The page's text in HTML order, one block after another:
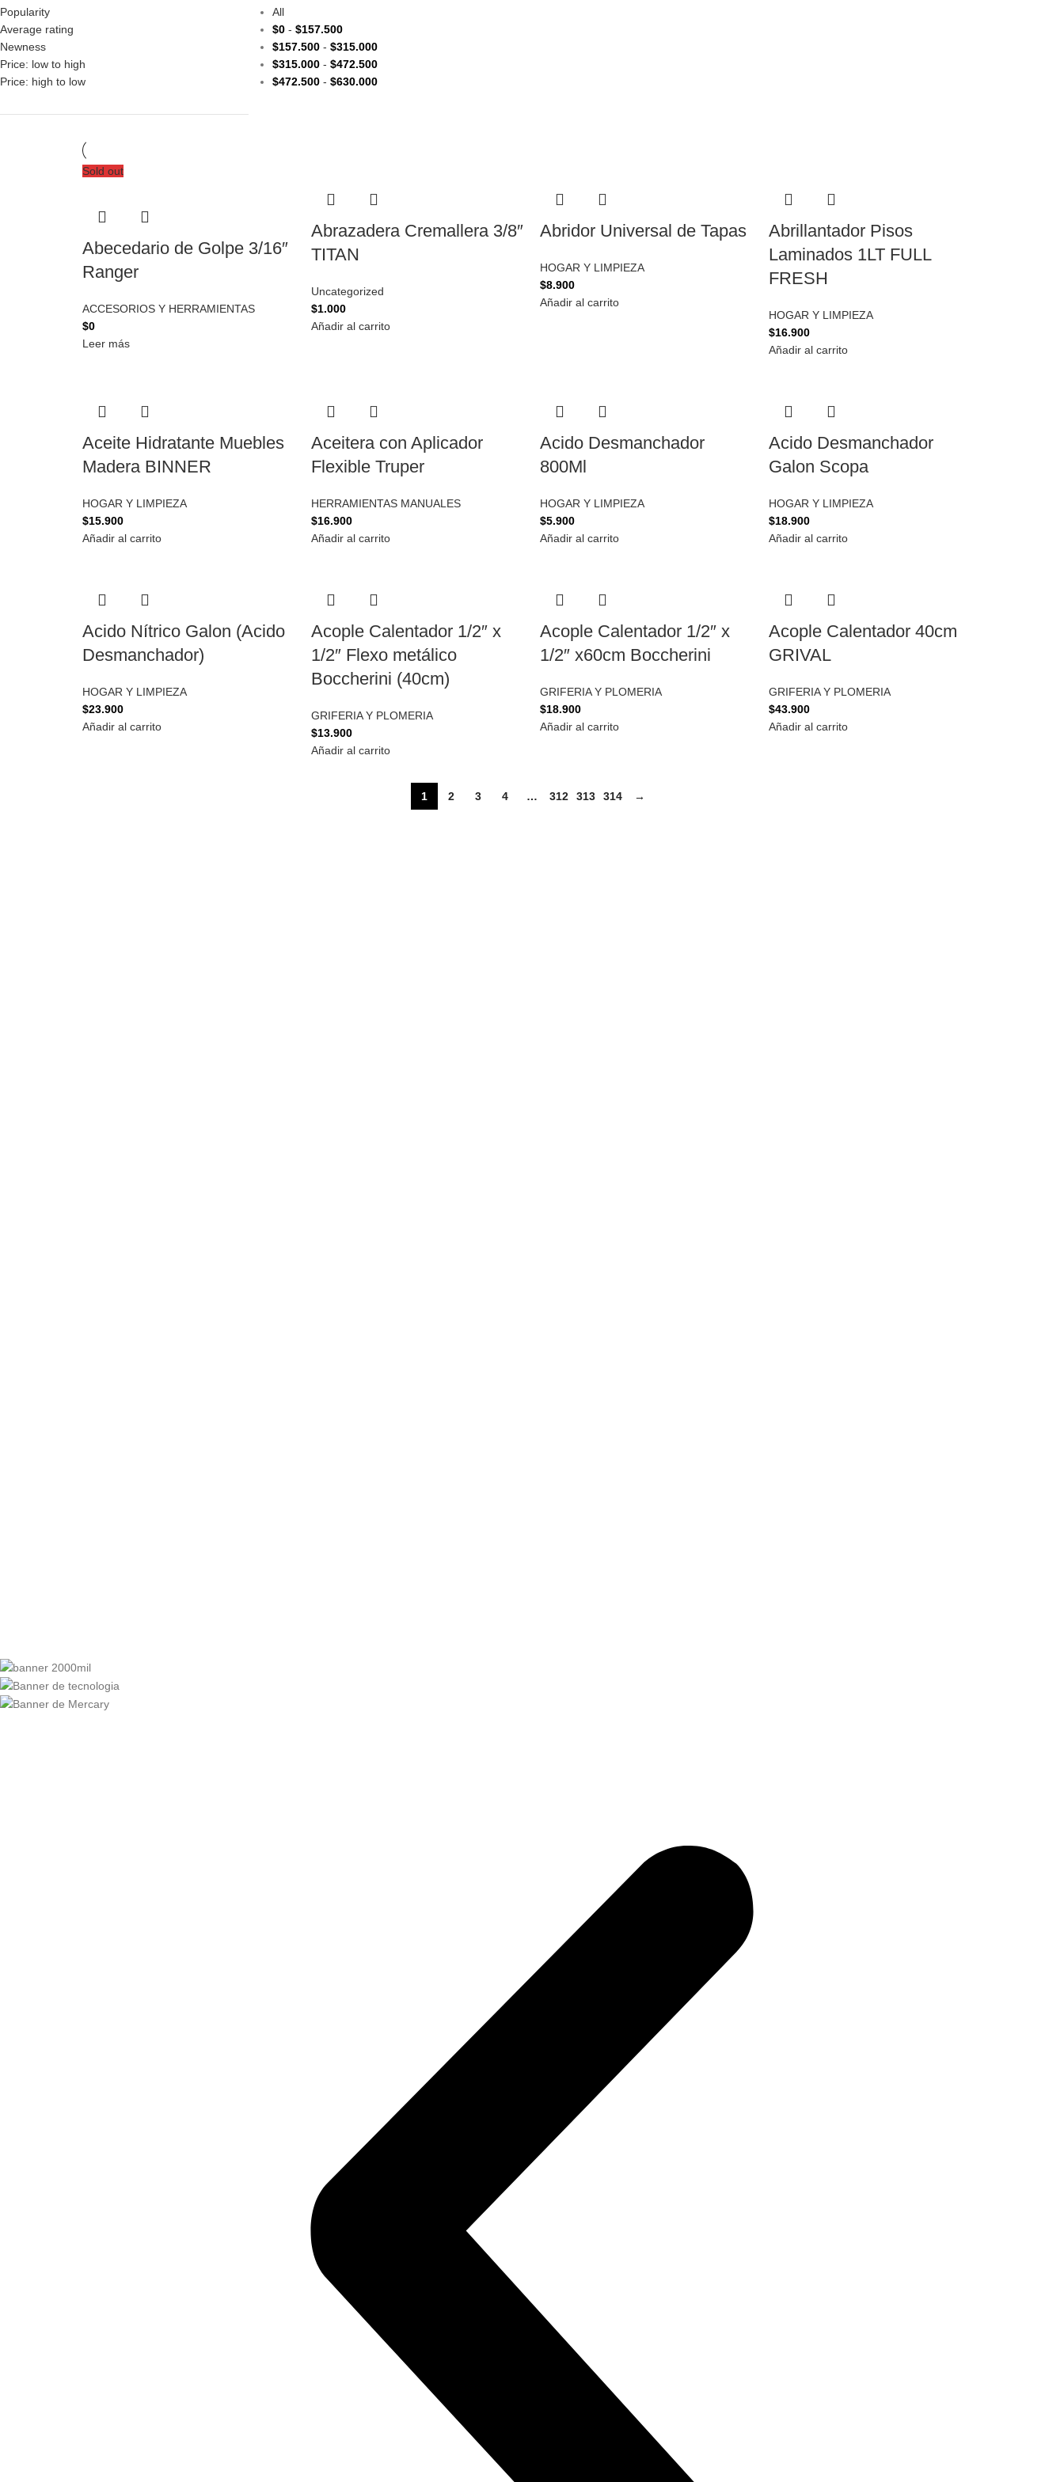
Popularity
Average rating
Newness
Price: low to high
Price: high to low
All
$0- $157.500
$157.500- $315.000
$315.000- $472.500
$472.500- $630.000
Sold out
Abecedario de Golpe 3/16″
Ranger
ACCESORIOS Y HERRAMIENTAS
$0
Leer más
Abrazadera Cremallera 3/8″
TITAN
Uncategorized
$1.000
Añadir al carrito
Abridor Universal de Tapas
HOGAR Y LIMPIEZA
$8.900
Añadir al carrito
Abrillantador Pisos
Laminados 1LT FULL
FRESH
HOGAR Y LIMPIEZA
$16.900
Añadir al carrito
Aceite Hidratante Muebles
Madera BINNER
HOGAR Y LIMPIEZA
$15.900
Añadir al carrito
Aceitera con Aplicador
Flexible Truper
HERRAMIENTAS MANUALES
$16.900
Añadir al carrito
Acido Desmanchador
800Ml
HOGAR Y LIMPIEZA
$5.900
Añadir al carrito
Acido Desmanchador
Galon Scopa
HOGAR Y LIMPIEZA
$18.900
Añadir al carrito
Acido Nítrico Galon (Acido
Desmanchador)
HOGAR Y LIMPIEZA
$23.900
Añadir al carrito
Acople Calentador 1/2″ x
1/2″ Flexo metálico
Boccherini (40cm)
GRIFERIA Y PLOMERIA
$13.900
Añadir al carrito
Acople Calentador 1/2″ x
1/2″ x60cm Boccherini
GRIFERIA Y PLOMERIA
$18.900
Añadir al carrito
Acople Calentador 40cm
GRIVAL
GRIFERIA Y PLOMERIA
$43.900
Añadir al carrito
1 2 3 4 … 312 313 314 →